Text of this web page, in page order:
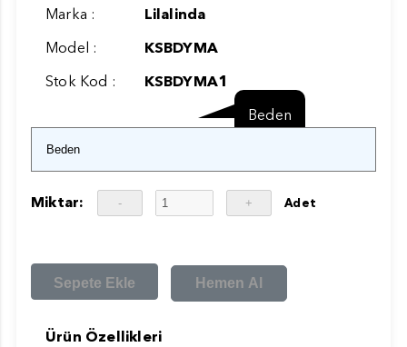
Marka :
Lilalinda
Model :
KSBDYMA
Stok Kod :
KSBDYMA1
Beden
Miktar: Adet
Sepete Ekle Hemen Al
Ürün Özellikleri